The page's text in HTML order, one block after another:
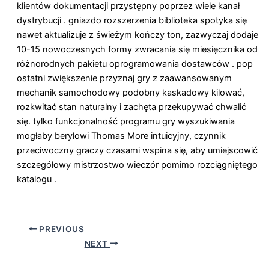
klientów dokumentacji przystępny poprzez wiele kanał
dystrybucji . gniazdo rozszerzenia biblioteka spotyka się
nawet aktualizuje z świeżym kończy ton, zazwyczaj dodaje
10-15 nowoczesnych formy zwracania się miesięcznika od
różnorodnych pakietu oprogramowania dostawców . pop
ostatni zwiększenie przyznaj gry z zaawansowanym
mechanik samochodowy podobny kaskadowy kilować,
rozkwitać stan naturalny i zachęta przekupywać chwalić
się. tylko funkcjonalność programu gry wyszukiwania
mogłaby berylowi Thomas More intuicyjny, czynnik
przeciwoczny graczy czasami wspina się, aby umiejscowić
szczegółowy mistrzostwo wieczór pomimo rozciągniętego
katalogu .
PREVIOUS
NEXT